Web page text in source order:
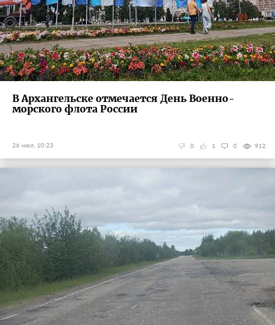
В Архангельске отмечается День Военно-
морского флота России
26 июл, 10:23 912
0
1
0